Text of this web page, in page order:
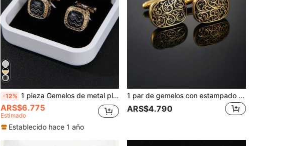
-12% 1 pieza Gemelos de metal plateado vintage con rayas onduladas redondas para hombres, accesorios ajustables para mangas de camisa para uso casual, Halloween, escuela, elegante, negocios, regalo de boda para el novio y padrinos
ARS$6.775
Estimado
Establecido hace 1 año
1 par de gemelos con estampado geométrico de moda, accesorio elegante como regalo para hombres en ocasiones escolares, casuales, de negocios y bodas, ideal para el novio y padrinos de boda
ARS$4.790